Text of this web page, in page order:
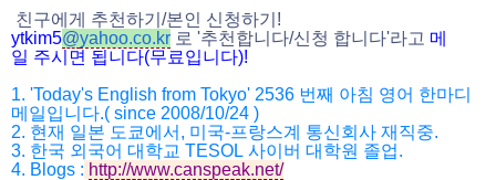
친구에게 추천하기 /본인 신청하기 !
ytkim5@yahoo.co.kr 로 '추천합니다/신청 합니다'라고 메
일 주시면 됩니다(무료입니다)!
1. 'Today's English from Tokyo' 2536 번째 아침 영어 한마디
메일입니다.( since 2008/10/24 )
2. 현재 일본 도쿄에서 , 미국-프랑스계 통신회사 재직중.
3. 한국 외국어 대학교 TESOL 사이버 대학원 졸업.
4. Blogs : http://www.canspeak.net/